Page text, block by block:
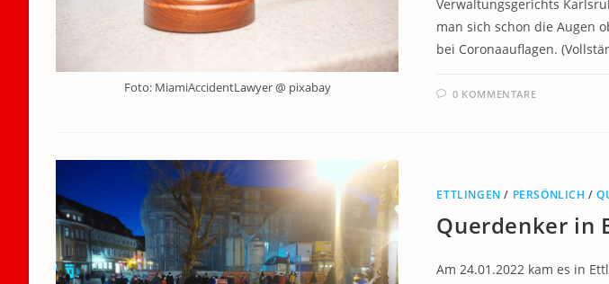
Foto: MiamiAccidentLawyer @ pixabay
Verwaltungsgerichts
man sich schon die Augen
bei Coronaauflagen.
0 KOMMENTARE
ETTLINGEN / PERSÖNLICH /
Querdenker in
Am 24.01.2022 kam es in